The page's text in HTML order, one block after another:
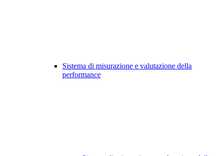
Sistema di misurazione e valutazione della
performance